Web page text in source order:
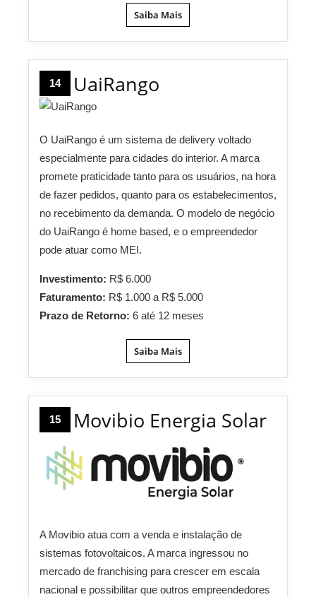
Saiba Mais
14 UaiRango
O UaiRango é um sistema de delivery voltado
especialmente para cidades do interior. A marca
promete praticidade tanto para os usuários, na hora
de fazer pedidos, quanto para os estabelecimentos,
no recebimento da demanda. O modelo de negócio
do UaiRango é home based, e o empreendedor
pode atuar como MEI.
Investimento: R$ 6.000
Faturamento: R$ 1.000 a R$ 5.000
Prazo de Retorno: 6 até 12 meses
Saiba Mais
15 Movibio Energia Solar
A Movibio atua com a venda e instalação de
sistemas fotovoltaicos. A marca ingressou no
mercado de franchising para crescer em escala
nacional e possibilitar que outros empreendedores